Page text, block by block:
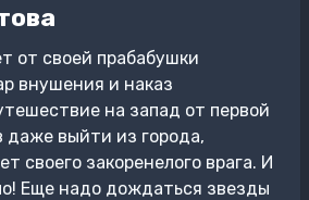
от своей прабабушки
внушения и наказ
на запад от первой
даже выйти из города,
своего закоренелого врага. И
Еще надо дождаться звезды